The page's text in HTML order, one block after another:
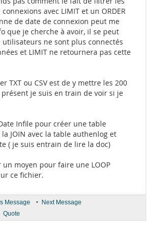
avec LIMIT et un ORDER
de date de connexion peut me
que je cherche à avoir, il se peut
ne sont plus connectés
et LIMIT ne retournera pas cette
TXT ou CSV est de y mettre les 200
je suis en train de voir si je
Infile pour créer une table
JOIN avec la table authenlog et
( je suis entrain de lire la doc)
un moyen pour faire une LOOP
ce fichier.
Message • Next Message
Quote